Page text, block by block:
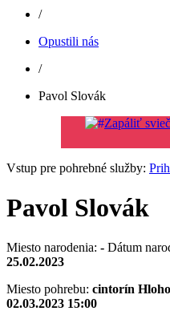
/
Opustili nás
/
Pavol Slovák
Zapáliť
Vstup pre pohrebné služby:
Pavol Slovák
Miesto narodenia: - Dátum
25.02.2023
Miesto pohrebu: cintorín
02.03.2023 15:00